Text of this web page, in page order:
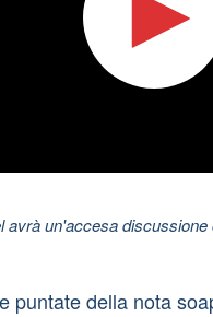
avrà un'accesa
puntate della nota